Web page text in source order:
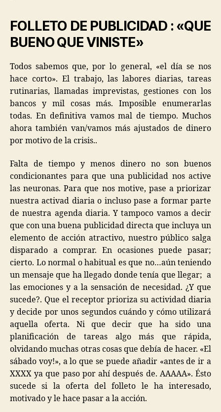
FOLLETO DE PUBLICIDAD : «QUE
BUENO QUE VINISTE»
Todos sabemos que, por lo general, «el día se nos
hace corto». El trabajo, las labores diarias, tareas
rutinarias, llamadas imprevistas, gestiones con los
bancos y mil cosas más. Imposible enumerarlas
todas. En definitiva vamos mal de tiempo. Muchos
ahora también van/vamos más ajustados de dinero
por motivo de la crisis..
Falta de tiempo y menos dinero no son buenos
condicionantes para que una publicidad nos active
las neuronas. Para que nos motive, pase a priorizar
nuestra activad diaria o incluso pase a formar parte
de nuestra agenda diaria. Y tampoco vamos a decir
que con una buena publicidad directa que incluya un
elemento de acción atractivo, nuestro público salga
disparado a comprar. En ocasiones puede pasar;
cierto. Lo normal o habitual es que no…aún teniendo
un mensaje que ha llegado donde tenía que llegar; a
las emociones y a la sensación de necesidad. ¿Y que
sucede?. Que el receptor prioriza su actividad diaria
y decide por unos segundos cuándo y cómo utilizará
aquella oferta. Ni que decir que ha sido una
planificación de tareas algo más que rápida,
olvidando muchas otras cosas que debía de hacer. «El
sábado voy!», a lo que se puede añadir «antes de ir a
XXXX ya que paso por ahí después de. AAAAA». Ésto
sucede si la oferta del folleto le ha interesado,
motivado y le hace pasar a la acción.